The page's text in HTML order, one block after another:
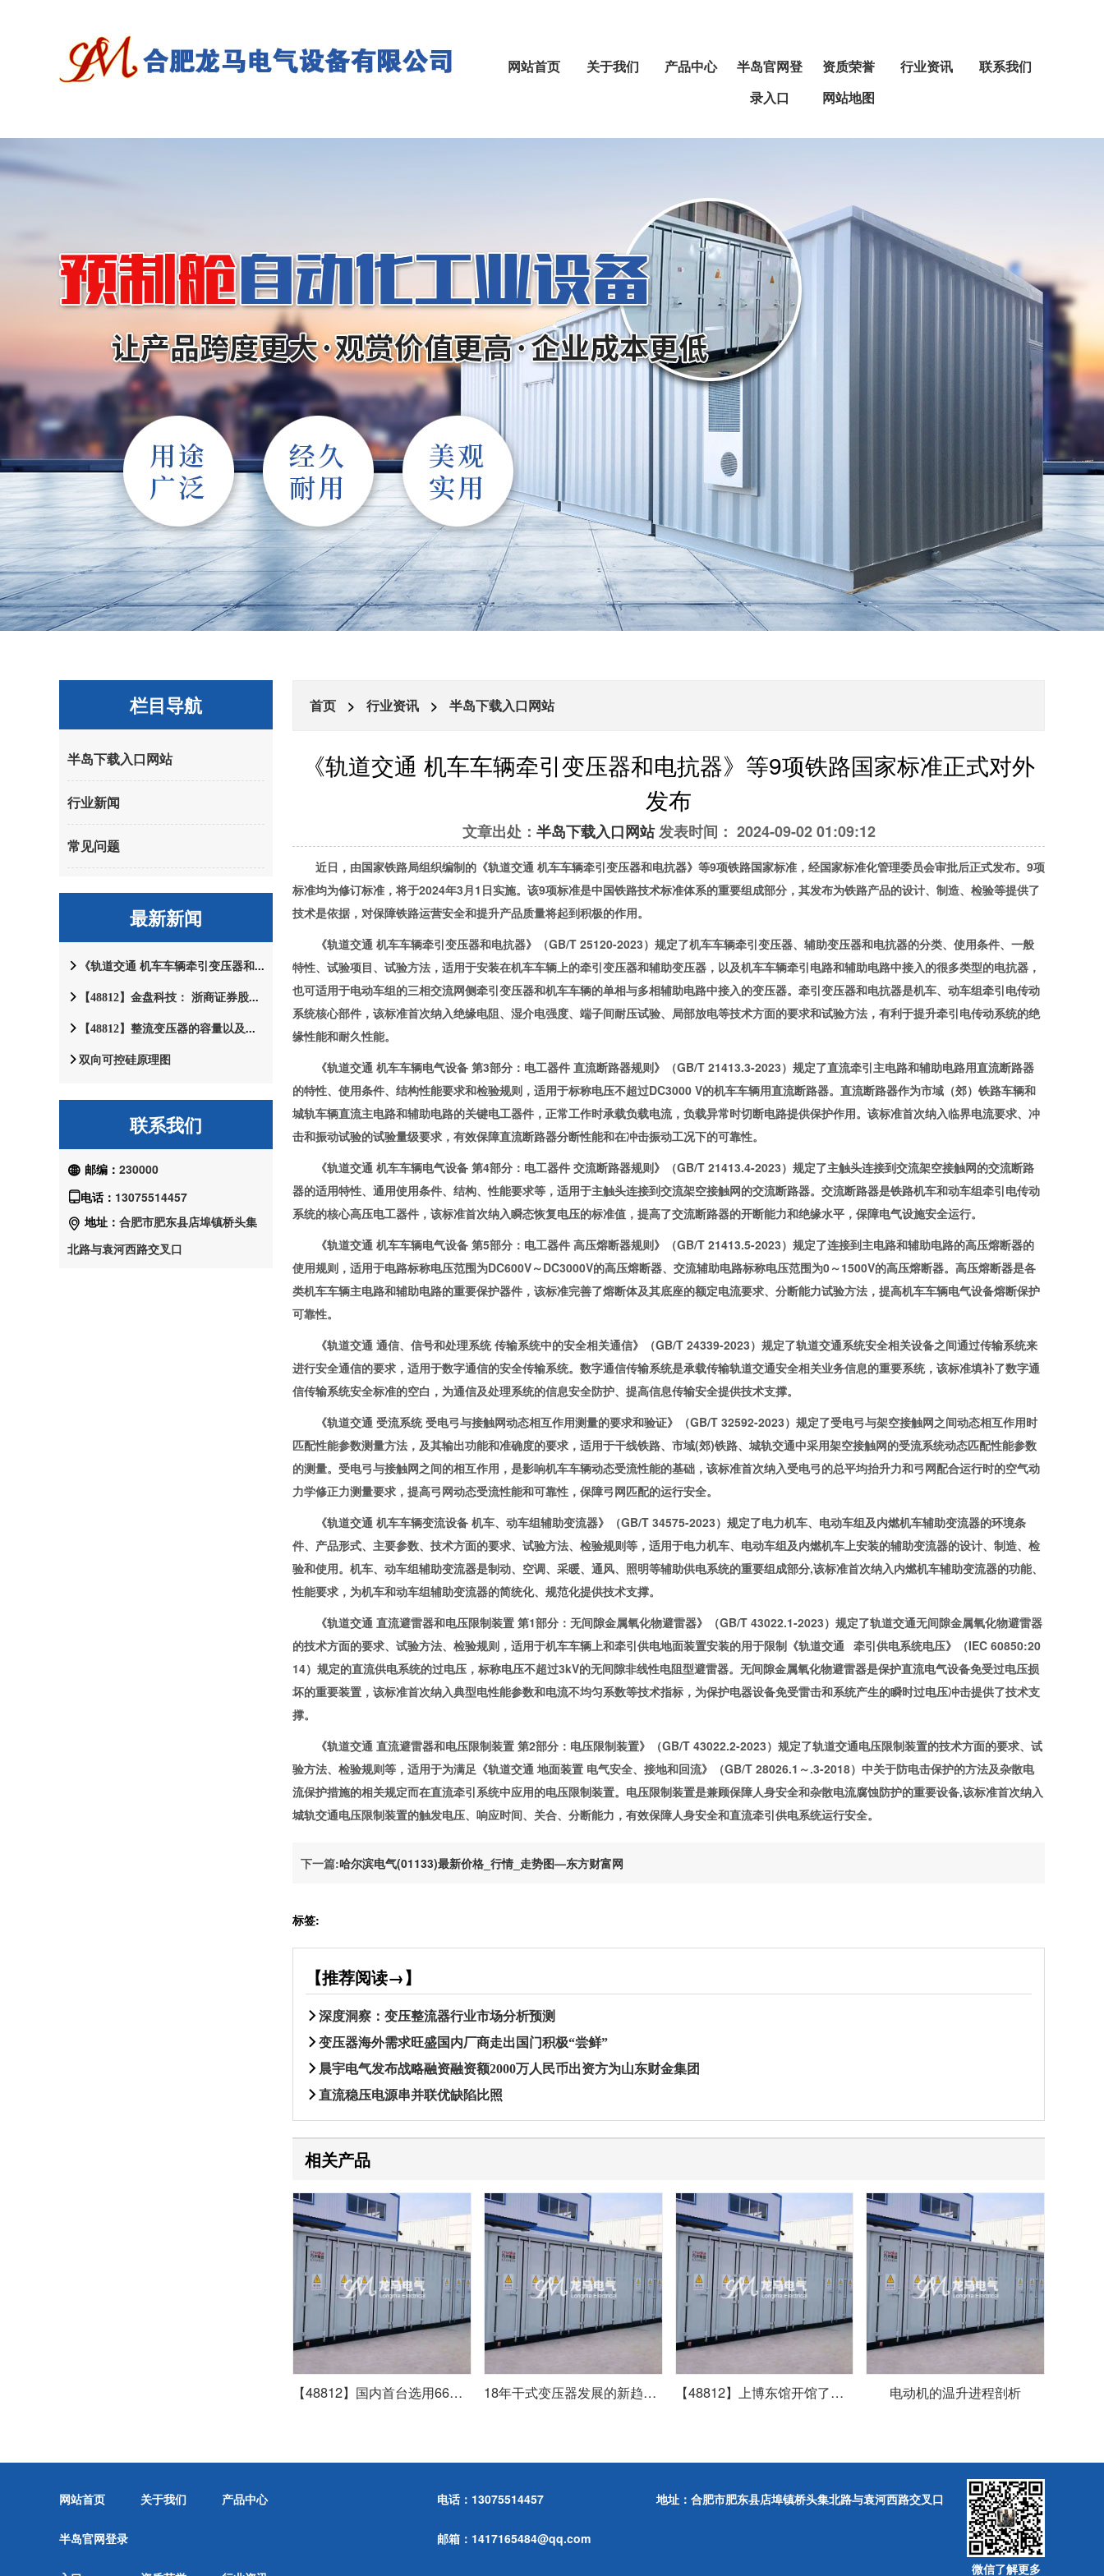
网站首页 关于我们 产品中心
半岛官网登
录入口
资质荣誉 行业资讯
联系我们
网站地图
栏目导航
半岛下载入口网站
行业新闻
常见问题
最新新闻
《轨道交通 机车车辆牵引变压器和电抗器》等9项铁路国家标准正式对外发布
【48812】金盘科技： 浙商证券股份有限公司关于海南金盘智能科技股份有限公司2024年半年度继续督导盯梢陈述
【48812】整流变压器的容量以及根本整流线路
双向可控硅原理图
联系我们
 邮编： 230000
电话： 13075514457
 地址： 合肥市肥东县店埠镇桥头集
北路与袁河西路交叉口
首页 > 行业资讯 > 半岛下载入口网站
《轨道交通 机车车辆牵引变压器和电抗器》等9项铁路国家标准正式对外
发布
文章出处： 半岛下载入口网站发表时间： 2024-09-02 01:09:12
近日，由国家铁路局组织编制的《轨道交通 机车车辆牵引变压器和电抗器》等9项铁路国家标准，经国家标准化管理委员会审批后正式发布。9项
标准均为修订标准，将于2024年3月1日实施。该9项标准是中国铁路技术标准体系的重要组成部分，其发布为铁路产品的设计、制造、检验等提供了
技术是依据，对保障铁路运营安全和提升产品质量将起到积极的作用。
《轨道交通 机车车辆牵引变压器和电抗器》（GB/T 25120-2023）规定了机车车辆牵引变压器、辅助变压器和电抗器的分类、使用条件、一般
特性、试验项目、试验方法，适用于安装在机车车辆上的牵引变压器和辅助变压器，以及机车车辆牵引电路和辅助电路中接入的很多类型的电抗器，
也可适用于电动车组的三相交流网侧牵引变压器和机车车辆的单相与多相辅助电路中接入的变压器。牵引变压器和电抗器是机车、动车组牵引电传动
系统核心部件，该标准首次纳入绝缘电阻、湿介电强度、端子间耐压试验、局部放电等技术方面的要求和试验方法，有利于提升牵引电传动系统的绝
缘性能和耐久性能。
《轨道交通 机车车辆电气设备 第3部分：电工器件 直流断路器规则》（GB/T 21413.3-2023）规定了直流牵引主电路和辅助电路用直流断路器
的特性、使用条件、结构性能要求和检验规则，适用于标称电压不超过DC3000 V的机车车辆用直流断路器。直流断路器作为市域（郊）铁路车辆和
城轨车辆直流主电路和辅助电路的关键电工器件，正常工作时承载负载电流，负载异常时切断电路提供保护作用。该标准首次纳入临界电流要求、冲
击和振动试验的试验量级要求，有效保障直流断路器分断性能和在冲击振动工况下的可靠性。
《轨道交通 机车车辆电气设备 第4部分：电工器件 交流断路器规则》（GB/T 21413.4-2023）规定了主触头连接到交流架空接触网的交流断路
器的适用特性、通用使用条件、结构、性能要求等，适用于主触头连接到交流架空接触网的交流断路器。交流断路器是铁路机车和动车组牵引电传动
系统的核心高压电工器件，该标准首次纳入瞬态恢复电压的标准值，提高了交流断路器的开断能力和绝缘水平，保障电气设施安全运行。
《轨道交通 机车车辆电气设备 第5部分：电工器件 高压熔断器规则》（GB/T 21413.5-2023）规定了连接到主电路和辅助电路的高压熔断器的
使用规则，适用于电路标称电压范围为DC600V～DC3000V的高压熔断器、交流辅助电路标称电压范围为0～1500V的高压熔断器。高压熔断器是各
类机车车辆主电路和辅助电路的重要保护器件，该标准完善了熔断体及其底座的额定电流要求、分断能力试验方法，提高机车车辆电气设备熔断保护
可靠性。
《轨道交通 通信、信号和处理系统 传输系统中的安全相关通信》（GB/T 24339-2023）规定了轨道交通系统安全相关设备之间通过传输系统来
进行安全通信的要求，适用于数字通信的安全传输系统。数字通信传输系统是承载传输轨道交通安全相关业务信息的重要系统，该标准填补了数字通
信传输系统安全标准的空白，为通信及处理系统的信息安全防护、提高信息传输安全提供技术支撑。
《轨道交通 受流系统 受电弓与接触网动态相互作用测量的要求和验证》（GB/T 32592-2023）规定了受电弓与架空接触网之间动态相互作用时
匹配性能参数测量方法，及其输出功能和准确度的要求，适用于干线铁路、市域(郊)铁路、城轨交通中采用架空接触网的受流系统动态匹配性能参数
的测量。受电弓与接触网之间的相互作用，是影响机车车辆动态受流性能的基础，该标准首次纳入受电弓的总平均抬升力和弓网配合运行时的空气动
力学修正力测量要求，提高弓网动态受流性能和可靠性，保障弓网匹配的运行安全。
《轨道交通 机车车辆变流设备 机车、动车组辅助变流器》（GB/T 34575-2023）规定了电力机车、电动车组及内燃机车辅助变流器的环境条
件、产品形式、主要参数、技术方面的要求、试验方法、检验规则等，适用于电力机车、电动车组及内燃机车上安装的辅助变流器的设计、制造、检
验和使用。机车、动车组辅助变流器是制动、空调、采暖、通风、照明等辅助供电系统的重要组成部分,该标准首次纳入内燃机车辅助变流器的功能、
性能要求，为机车和动车组辅助变流器的简统化、规范化提供技术支撑。
《轨道交通 直流避雷器和电压限制装置 第1部分：无间隙金属氧化物避雷器》（GB/T 43022.1-2023）规定了轨道交通无间隙金属氧化物避雷器
的技术方面的要求、试验方法、检验规则，适用于机车车辆上和牵引供电地面装置安装的用于限制《轨道交通 牵引供电系统电压》（IEC 60850:20
14）规定的直流供电系统的过电压，标称电压不超过3kV的无间隙非线性电阻型避雷器。无间隙金属氧化物避雷器是保护直流电气设备免受过电压损
坏的重要装置，该标准首次纳入典型电性能参数和电流不均匀系数等技术指标，为保护电器设备免受雷击和系统产生的瞬时过电压冲击提供了技术支
撑。
《轨道交通 直流避雷器和电压限制装置 第2部分：电压限制装置》（GB/T 43022.2-2023）规定了轨道交通电压限制装置的技术方面的要求、试
验方法、检验规则等，适用于为满足《轨道交通 地面装置 电气安全、接地和回流》（GB/T 28026.1～.3-2018）中关于防电击保护的方法及杂散电
流保护措施的相关规定而在直流牵引系统中应用的电压限制装置。电压限制装置是兼顾保障人身安全和杂散电流腐蚀防护的重要设备,该标准首次纳入
城轨交通电压限制装置的触发电压、响应时间、关合、分断能力，有效保障人身安全和直流牵引供电系统运行安全。
下一篇:哈尔滨电气(01133)最新价格_行情_走势图—东方财富网
标签:
【推荐阅读→】
深度洞察：变压整流器行业市场分析预测
变压器海外需求旺盛国内厂商走出国门积极“尝鲜”
晨宇电气发布战略融资融资额2000万人民币出资方为山东财金集团
直流稳压电源串并联优缺陷比照
相关产品
【48812】国内首台选用66千伏干式变压器陆优势电机组并网成功 18年干式变压器发展的新趋势及前景分析占比提升显著 【48812】上博东馆开馆了！西门子动力为它顺畅启用保驾护航 电动机的温升进程剖析
网站首页 关于我们 产品中心
半岛官网登录
电话： 13075514457
邮箱： 1417165484@qq.com
地址： 合肥市肥东县店埠镇桥头集北路与袁河西路交叉口
微信了解更多